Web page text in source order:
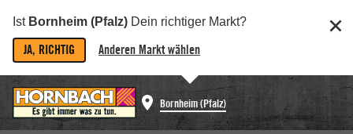
Ist Bornheim (Pfalz) Dein richtiger Markt?
JA, RICHTIG Anderen Markt wählen
Bornheim (Pfalz)